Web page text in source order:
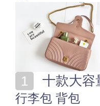
十款大容
行李包 背包